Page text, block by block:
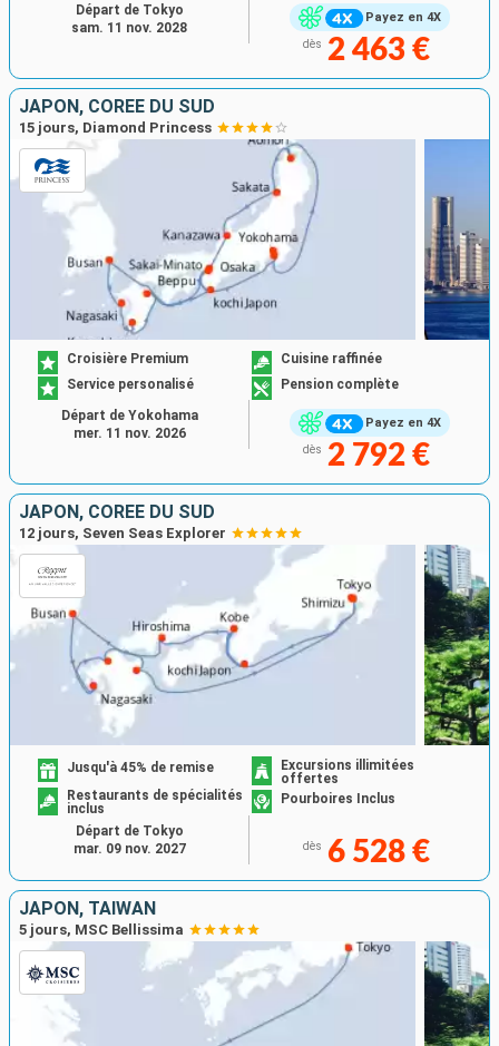
Payez en 4X
dès 2 463 €
Départ de Tokyo
sam. 11 nov. 2028
JAPON, CORÉE DU SUD
15 jours, Diamond Princess
Payez en 4X
Croisière Premium
Cuisine raffinée
Service personalisé
Pension complète
dès 2 792 €
Départ de Yokohama
mer. 11 nov. 2026
JAPON, CORÉE DU SUD
12 jours, Seven Seas Explorer
Jusqu'à 45% de remise
Excursions illimitées
offertes
Restaurants de spécialités
inclus
Pourboires Inclus
dès 6 528 €
Départ de Tokyo
mar. 09 nov. 2027
JAPON, TAÏWAN
5 jours, MSC Bellissima